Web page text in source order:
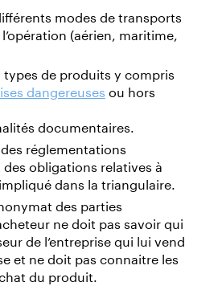
modes de transports
(aérien, maritime,
types de produits y compris
dangereusesou hors
documentaires.
réglementations
obligations relatives à
dans la triangulaire.
des parties
ne doit pas savoir qui
de l’entreprise qui lui vend
et ne doit pas connaitre les
du produit.